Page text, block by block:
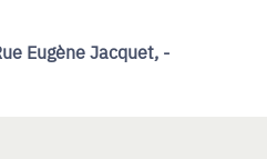
Eugène Jacquet, -